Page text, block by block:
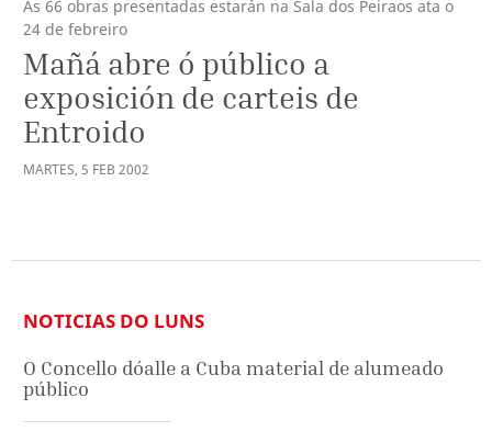
As 66 obras presentadas estarán na Sala dos Peiraos ata o
24 de febreiro
Mañá abre ó público a
exposición de carteis de
Entroido
MARTES, 5 FEB 2002
NOTICIAS DO LUNS
O Concello dóalle a Cuba material de alumeado
público